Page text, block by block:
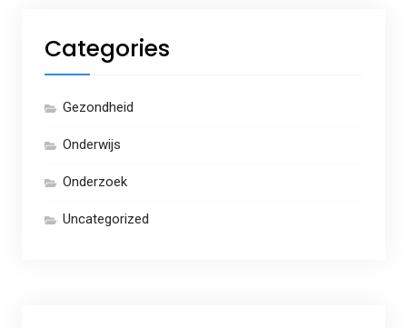
Categories
Gezondheid
Onderwijs
Onderzoek
Uncategorized